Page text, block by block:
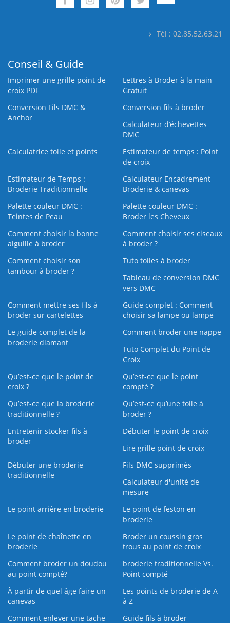
Tél : 02.85.52.63.21
Conseil & Guide
Imprimer une grille point de
croix PDF
Lettres à Broder à la main
Gratuit
Conversion Fils DMC &
Anchor
Conversion fils à broder
Calculateur d’échevettes
DMC
Calculatrice toile et points
Estimateur de temps : Point
de croix
Estimateur de Temps :
Broderie Traditionnelle
Calculateur Encadrement
Broderie & canevas
Palette couleur DMC :
Teintes de Peau
Palette couleur DMC :
Broder les Cheveux
Comment choisir la bonne
aiguille à broder
Comment choisir ses ciseaux
à broder ?
Comment choisir son
tambour à broder ?
Tuto toiles à broder
Tableau de conversion DMC
vers DMC
Comment mettre ses fils à
broder sur cartelettes
Guide complet : Comment
choisir sa lampe ou lampe
Le guide complet de la
broderie diamant
Comment broder une nappe
Tuto Complet du Point de
Croix
Qu’est-ce que le point de
croix ?
Qu’est-ce que le point
compté ?
Qu’est-ce que la broderie
traditionnelle ?
Qu’est‑ce qu’une toile à
broder ?
Entretenir stocker fils à
broder
Débuter le point de croix
Lire grille point de croix
Débuter une broderie
traditionnelle
Fils DMC supprimés
Calculateur d'unité de
mesure
Le point arrière en broderie
Le point de feston en
broderie
Le point de chaînette en
broderie
Broder un coussin gros
trous au point de croix
Comment broder un doudou
au point compté?
broderie traditionnelle Vs.
Point compté
À partir de quel âge faire un
canevas
Les points de broderie de A
à Z
Comment enlever une tache
Guide fils à broder